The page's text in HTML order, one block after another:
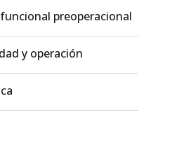
preoperacional
y operación